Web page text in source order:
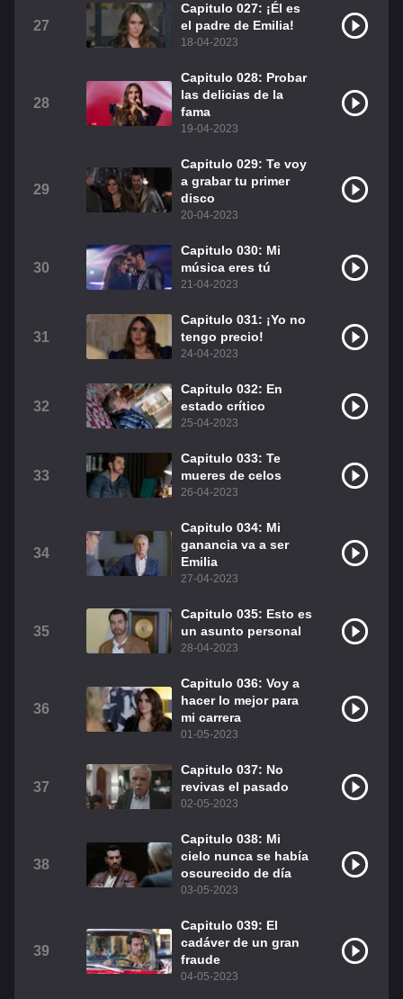
27
Capitulo 027: ¡Él es
el padre de Emilia!
18-04-2023
28
Capitulo 028: Probar
las delicias de la
fama
19-04-2023
29
Capitulo 029: Te voy
a grabar tu primer
disco
20-04-2023
30
Capitulo 030: Mi
música eres tú
21-04-2023
31
Capitulo 031: ¡Yo no
tengo precio!
24-04-2023
32
Capitulo 032: En
estado crítico
25-04-2023
33
Capitulo 033: Te
mueres de celos
26-04-2023
34
Capitulo 034: Mi
ganancia va a ser
Emilia
27-04-2023
35
Capitulo 035: Esto es
un asunto personal
28-04-2023
36
Capitulo 036: Voy a
hacer lo mejor para
mi carrera
01-05-2023
37
Capitulo 037: No
revivas el pasado
02-05-2023
38
Capitulo 038: Mi
cielo nunca se había
oscurecido de día
03-05-2023
39
Capitulo 039: El
cadáver de un gran
fraude
04-05-2023